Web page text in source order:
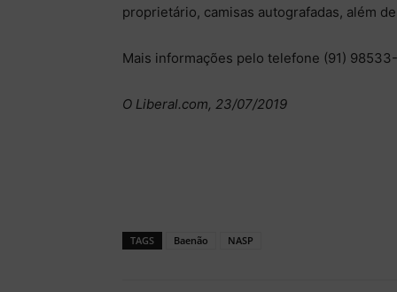
proprietário, camisas autografadas, além
Mais informações pelo telefone (91)
O Liberal.com, 23/07/2019
TAGS Baenão NASP